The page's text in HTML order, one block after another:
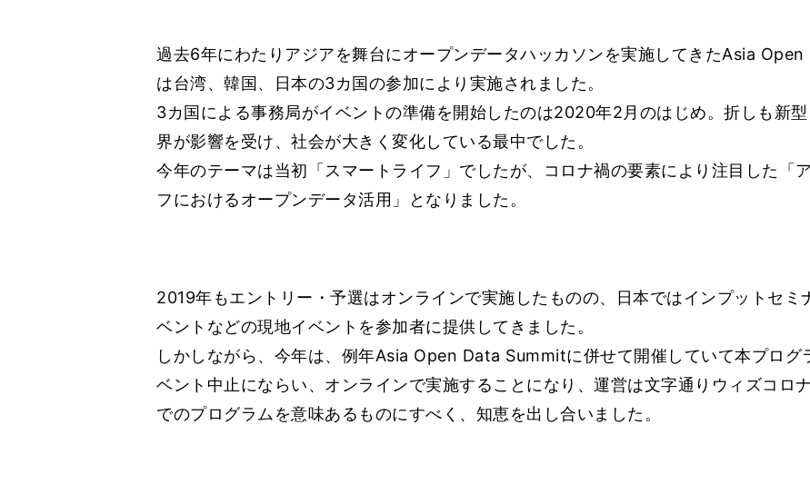
過去6年にわたりアジアを舞台にオープンデータハッカソンを実施してきたAsia
は台湾、韓国、日本の3カ国の参加により実施されました。
3カ国による事務局がイベントの準備を開始したのは2020年2月のはじめ。折しも新
界が影響を受け、社会が大きく変化している最中でした。
今年のテーマは当初「スマートライフ」でしたが、コロナ禍の要素により注目した「
フにおけるオープンデータ活用」となりました。
2019年もエントリー・予選はオンラインで実施したものの、日本ではインプットセミ
ベントなどの現地イベントを参加者に提供してきました。
しかしながら、今年は、例年Asia Open Data Summitに併せて開催していて本プログ
ベント中止にならい、オンラインで実施することになり、運営は文字通りウィズコロ
でのプログラムを意味あるものにすべく、知恵を出し合いました。